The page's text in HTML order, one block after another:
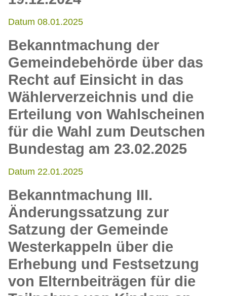
Datum 08.01.2025
Bekanntmachung der
Gemeindebehörde über das
Recht auf Einsicht in das
Wählerverzeichnis und die
Erteilung von Wahlscheinen
für die Wahl zum Deutschen
Bundestag am 23.02.2025
Datum 22.01.2025
Bekanntmachung III.
Änderungssatzung zur
Satzung der Gemeinde
Westerkappeln über die
Erhebung und Festsetzung
von Elternbeiträgen für die